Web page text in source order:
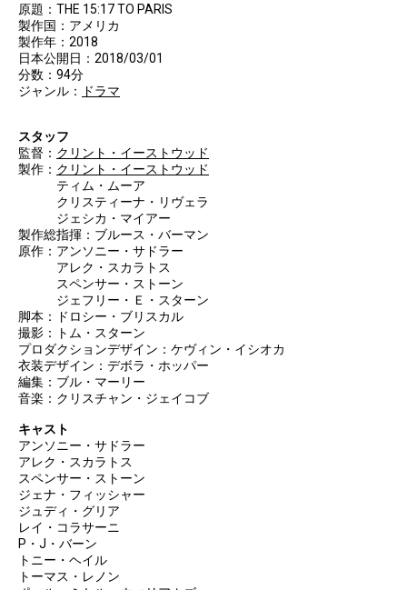
原題：THE 15:17 TO PARIS
製作国：アメリカ
製作年：2018
日本公開日：2018/03/01
分数：94分
ジャンル：
ドラマ
スタッフ
監督： クリント・イーストウッド
製作： クリント・イーストウッド
ティム・ムーア
クリスティーナ・リヴェラ
ジェシカ・マイアー
製作総指揮：ブルース・バーマン
原作：アンソニー・サドラー
アレク・スカラトス
スペンサー・ストーン
ジェフリー・Ｅ・スターン
脚本：ドロシー・ブリスカル
撮影：トム・スターン
プロダクションデザイン：ケヴィン・イシオカ
衣装デザイン：デボラ・ホッパー
編集：ブル・マーリー
音楽：クリスチャン・ジェイコブ
キャスト
アンソニー・サドラー
アレク・スカラトス
スペンサー・ストーン
ジェナ・フィッシャー
ジュディ・グリア
レイ・コラサーニ
P・J・バーン
トニー・ヘイル
トーマス・レノン